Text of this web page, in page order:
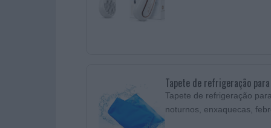
Tapete de refrigeração
Tapete de refrigeração
noturnos, enxaquecas,